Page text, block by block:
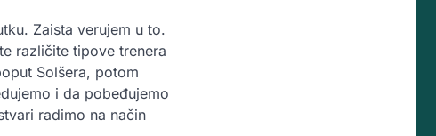
Zaista verujem u to.
različite tipove trenera
Solšera, potom
i da pobeđujemo
radimo na način